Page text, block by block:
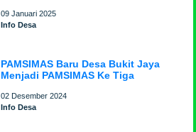
09 Januari 2025
Info Desa
PAMSIMAS Baru Desa Bukit Jaya
Menjadi PAMSIMAS Ke Tiga
02 Desember 2024
Info Desa